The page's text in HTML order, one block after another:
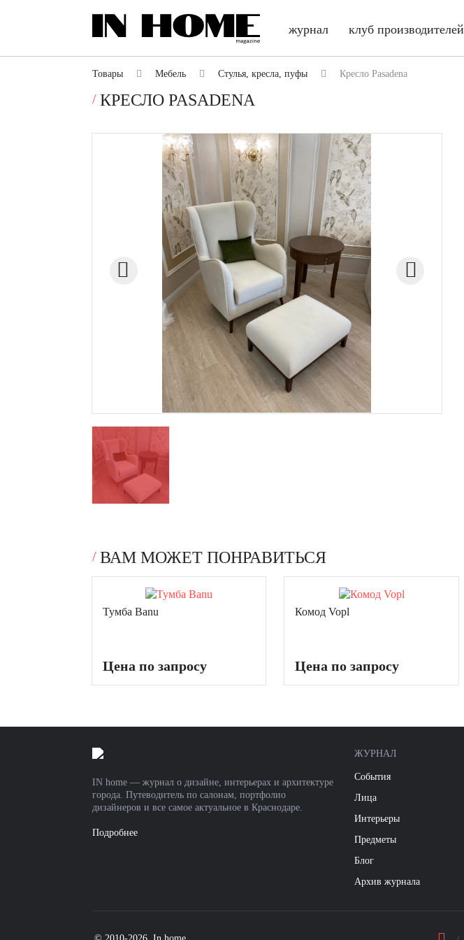
журнал клуб производителей
Товары Мебель Стулья, кресла, пуфы Кресло Pasadena
КРЕСЛО PASADENA
ВАМ МОЖЕТ ПОНРАВИТЬСЯ
Тумба Banu
Цена по запросу
Комод Vopl
Цена по запросу
IN home — журнал о дизайне, интерьерах и архитектуре
города. Путеводитель по салонам, портфолио
дизайнеров и все самое актуальное в Краснодаре.
Подробнее
ЖУРНАЛ
События
Лица
Интерьеры
Предметы
Блог
Архив журнала